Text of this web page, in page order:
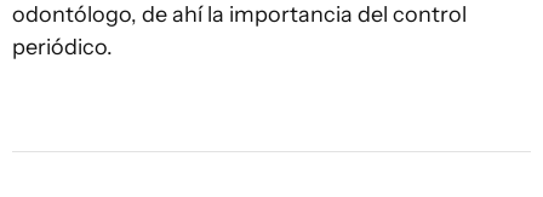
odontólogo, de ahí la importancia del control
periódico.